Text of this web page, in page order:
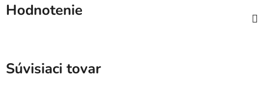
Hodnotenie
Súvisiaci tovar